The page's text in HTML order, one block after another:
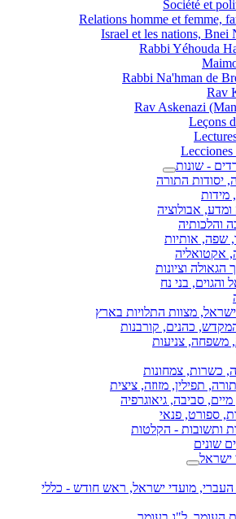
Société et
Relations homme et femme,
Israel et les nations, Bnei
Rabbi Yéhouda
Rabbi Na'hman de
Rav
Leçons
Lecciones
- שונות
יסודות התורה
מידות
ומדע, אבולוציה
והלכותיה
שפה, אותיות
אקטואליה
הגאולה וציונות
והגוים, בני נח
מצוות התלויות בארץ
כהנים, קורבנות
משפחה, צניעות
כשרות, צמחונות
תפילין, מזוזה, ציצית
סביבה, גיאוגרפיה
ספורט, פנאי
ותשובות - הקלטות
שונים
ישראל
העברי, מועדי ישראל, ראש חודש - כללי